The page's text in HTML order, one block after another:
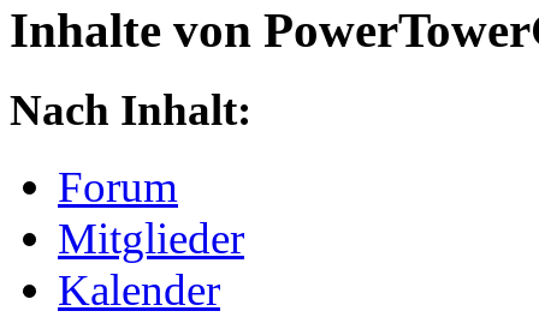
Inhalte von
Nach Inhalt:
Forum
Mitglieder
Kalender